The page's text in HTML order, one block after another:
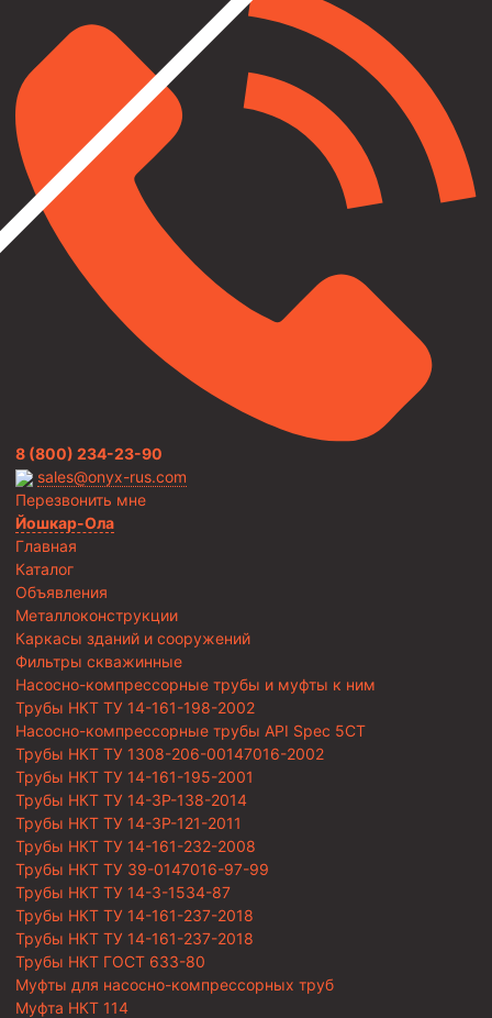
8 (800) 234-23-90
sales@onyx-rus.com
Перезвонить мне
Йошкар-Ола
Главная
Каталог
Объявления
Металлоконструкции
Каркасы зданий и сооружений
Фильтры скважинные
Насосно-компрессорные трубы и муфты к ним
Трубы НКТ ТУ 14-161-198-2002
Насосно-компрессорные трубы API Spec 5CT
Трубы НКТ ТУ 1308-206-00147016-2002
Трубы НКТ ТУ 14-161-195-2001
Трубы НКТ ТУ 14-3Р-138-2014
Трубы НКТ ТУ 14-3Р-121-2011
Трубы НКТ ТУ 14-161-232-2008
Трубы НКТ ТУ 39-0147016-97-99
Трубы НКТ ТУ 14-3-1534-87
Трубы НКТ ТУ 14-161-237-2018
Трубы НКТ ТУ 14-161-237-2018
Трубы НКТ ГОСТ 633-80
Муфты для насосно-компрессорных труб
Муфта НКТ 114